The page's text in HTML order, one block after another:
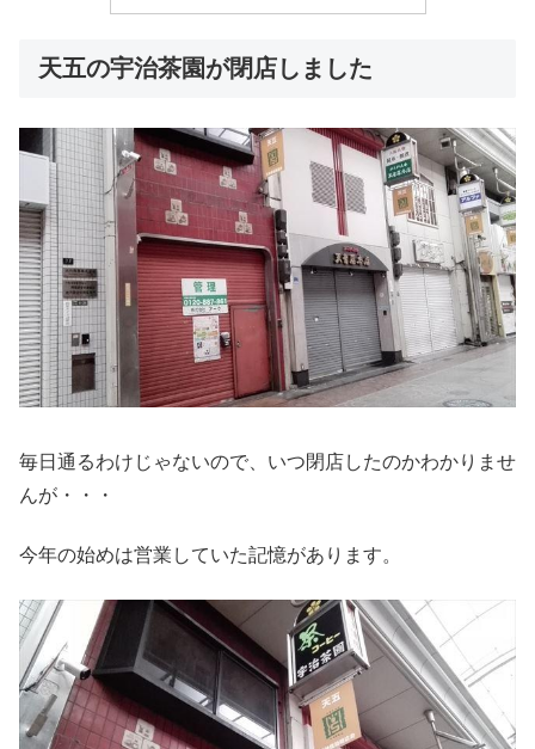
天五の宇治茶園が閉店しました
毎日通るわけじゃないので、いつ閉店したのかわかりませ
んが・・・
今年の始めは営業していた記憶があります。